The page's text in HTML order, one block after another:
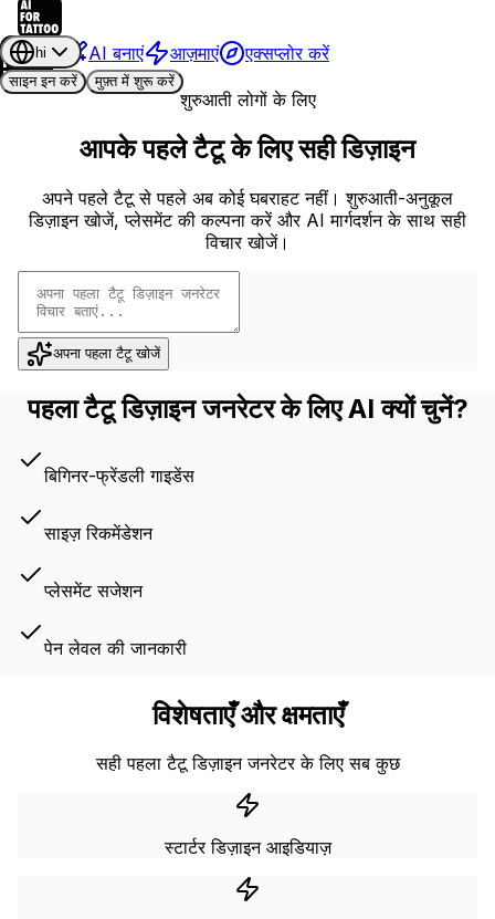
AI बनाएं आज़माएं एक्सप्लोर करें
hi
साइन इन करें
मुफ़्त में शुरू करें
शुरुआती लोगों के लिए
आपके पहले टैटू के लिए सही डिज़ाइन
अपने पहले टैटू से पहले अब कोई घबराहट नहीं। शुरुआती-अनुकूल
डिज़ाइन खोजें, प्लेसमेंट की कल्पना करें और AI मार्गदर्शन के साथ सही
विचार खोजें।
अपना पहला टैटू खोजें
पहला टैटू डिज़ाइन जनरेटर के लिए AI क्यों चुनें?
बिगिनर-फ्रेंडली गाइडेंस
साइज़ रिकमेंडेशन
प्लेसमेंट सजेशन
पेन लेवल की जानकारी
विशेषताएँ और क्षमताएँ
सही पहला टैटू डिज़ाइन जनरेटर के लिए सब कुछ
स्टार्टर डिज़ाइन आइडियाज़